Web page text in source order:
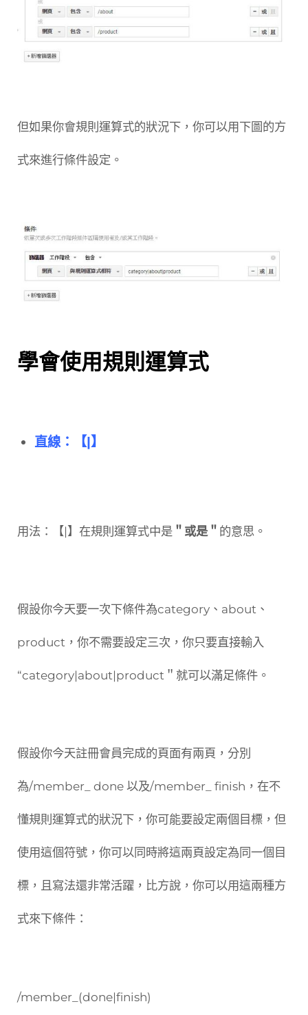
但如果你會規則運算式的狀況下，你可以用下圖的方
式來進行條件設定。
學會使用規則運算式
直線：【|】
用法：【|】在規則運算式中是 ＂或是＂ 的意思。
假設你今天要一次下條件為category、about、
product，你不需要設定三次，你只要直接輸入
“category|about|product＂就可以滿足條件。
假設你今天註冊會員完成的頁面有兩頁，分別
為/member_ done 以及/member_ finish，在不
懂規則運算式的狀況下，你可能要設定兩個目標，但
使用這個符號，你可以同時將這兩頁設定為同一個目
標，且寫法還非常活躍，比方說，你可以用這兩種方
式來下條件：
/member_(done|finish)